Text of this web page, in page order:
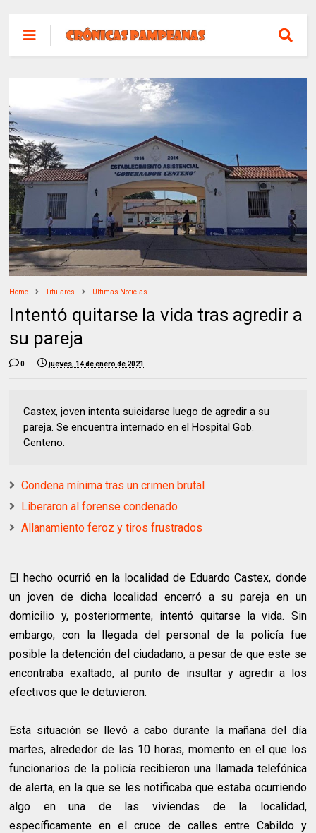
Home Titulares Ultimas Noticias
Intentó quitarse la vida tras agredir a
su pareja
0 jueves, 14 de enero de 2021
Castex, joven intenta suicidarse luego de agredir a su
pareja. Se encuentra internado en el Hospital Gob.
Centeno.
Condena mínima tras un crimen brutal
Liberaron al forense condenado
Allanamiento feroz y tiros frustrados
El hecho ocurrió en la localidad de Eduardo Castex, donde
un joven de dicha localidad encerró a su pareja en un
domicilio y, posteriormente, intentó quitarse la vida. Sin
embargo, con la llegada del personal de la policía fue
posible la detención del ciudadano, a pesar de que este se
encontraba exaltado, al punto de insultar y agredir a los
efectivos que le detuvieron.
Esta situación se llevó a cabo durante la mañana del día
martes, alrededor de las 10 horas, momento en el que los
funcionarios de la policía recibieron una llamada telefónica
de alerta, en la que se les notificaba que estaba ocurriendo
algo en una de las viviendas de la localidad,
específicamente en el cruce de calles entre Cabildo y